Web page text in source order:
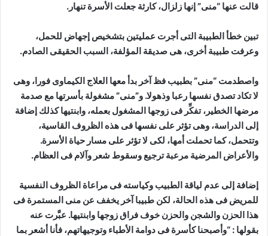
قالت عنها “منى” إنها زلزال، كارثة جعلت الأسرة تنهار.
تبين خطأ الطبيبة التى أجرت عمليتين بتشخيص إجهاض للحمل،
وعرفت طبيبة أخرى، هى صديقة المؤلفة، السبب الحقيقى الصادم.
واصطدمت “منى” بطبيب فظ آخر بدأ معها العلاج الكيماوى فورا، وهى
لا تكاد تصدق نفسها رعبا وذهولا. و”منى” مشغولة بأسرتها مع صدمة
مرضها الخطير، تفكِّر فى زوجها المشغول بعمله، وابنتيها كذلك إضافة
إلى الدراسة، وهى تؤثر على نفسها فى هذه الظروف القاسية،
وتتحمل، كما تحملت أمها، لكى لا تؤثر على مسار حياة الأسرة.
والأعراض المرضية مرعبة ترجيع وسقوط شعر وآلام فى العظام.
إضافة إلى عدم لياقة الطبيب وكياسته فى مراعاة الظروف النفسية
للمريض فى هذه الحالة، لكن طبيبا آخر يخفف عن منى المستمرة فى
هذا الحزن والشجن والحزن خوف فراق زوجها وابنتيها. عبَّرت عنه
بقولها : “وأصبحنا كأسرة فى دوامة الأطباء وتوجيهاتهم، فأنا أشعر بما